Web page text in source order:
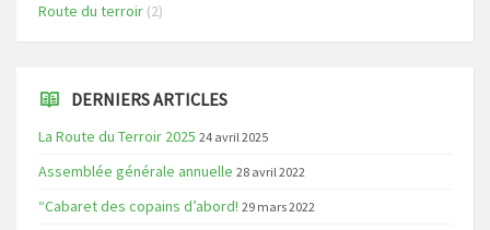
Route du terroir (2)
DERNIERS ARTICLES
La Route du Terroir 2025 24 avril 2025
Assemblée générale annuelle 28 avril 2022
“Cabaret des copains d’abord! 29 mars 2022